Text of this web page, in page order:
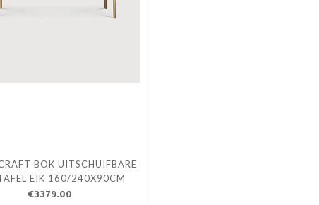
BOK UITSCHUIFBARE
EIK 160/240X90CM
€3379.00